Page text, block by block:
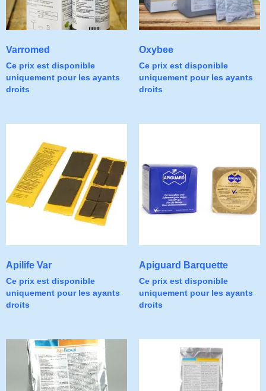
Varromed
Ce prix est disponible
uniquement pour les ayants
droits
Oxybee
Ce prix est disponible
uniquement pour les ayants
droits
Apilife Var
Ce prix est disponible
uniquement pour les ayants
droits
Apiguard Barquette
Ce prix est disponible
uniquement pour les ayants
droits